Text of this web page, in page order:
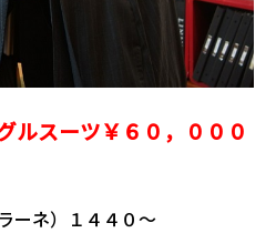
ルスーツ￥６０，０００
ーネ）１４４０〜